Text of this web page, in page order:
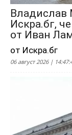
Владислав
Искра.бг,
от Иван
от Искра.бг
06 август 2026 |